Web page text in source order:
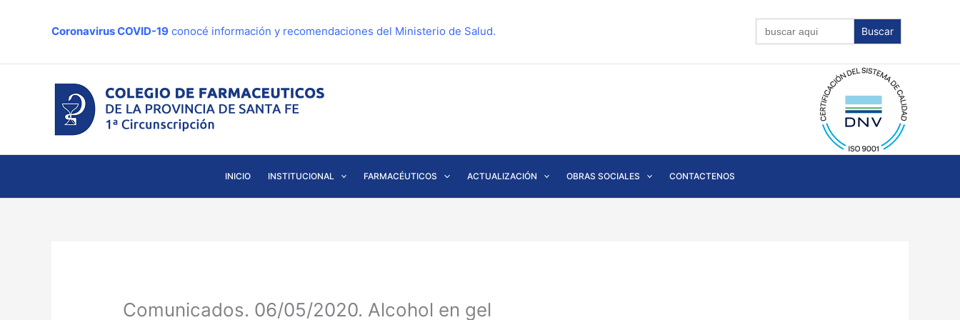
Coronavirus COVID-19 conocé información y recomendaciones del Ministerio de Salud.
Buscar:
INICIO INSTITUCIONAL FARMACÉUTICOS ACTUALIZACIÓN OBRAS SOCIALES CONTACTENOS
Comunicados. 06/05/2020. Alcohol en gel